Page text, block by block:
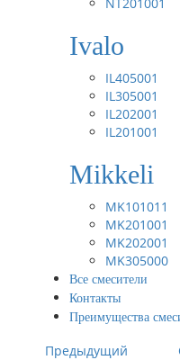
Ivalo
IL405001
IL305001
IL202001
IL201001
Mikkeli
MK101011
MK201001
MK202001
MK305000
Все смесители
Контакты
Преимущества
Предыдущий